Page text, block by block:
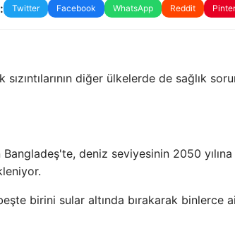
Twitter Facebook WhatsApp Reddit
diğer ülkelerde de sağlık
deniz seviyesinin 2050
birini sular altında bırakarak binlerce